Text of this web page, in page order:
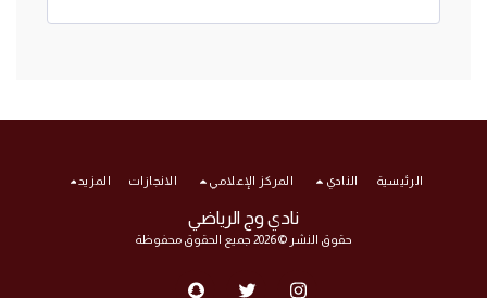
نادي وج الرياضي
حقوق النشر © 2026 جميع الحقوق محفوظة
الرئيسية النادي المركز الإعلامي الانجازات المزيد